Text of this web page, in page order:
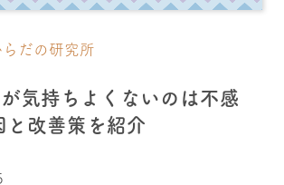
だの研究所
気持ちよくないのは不感
と改善策を紹介